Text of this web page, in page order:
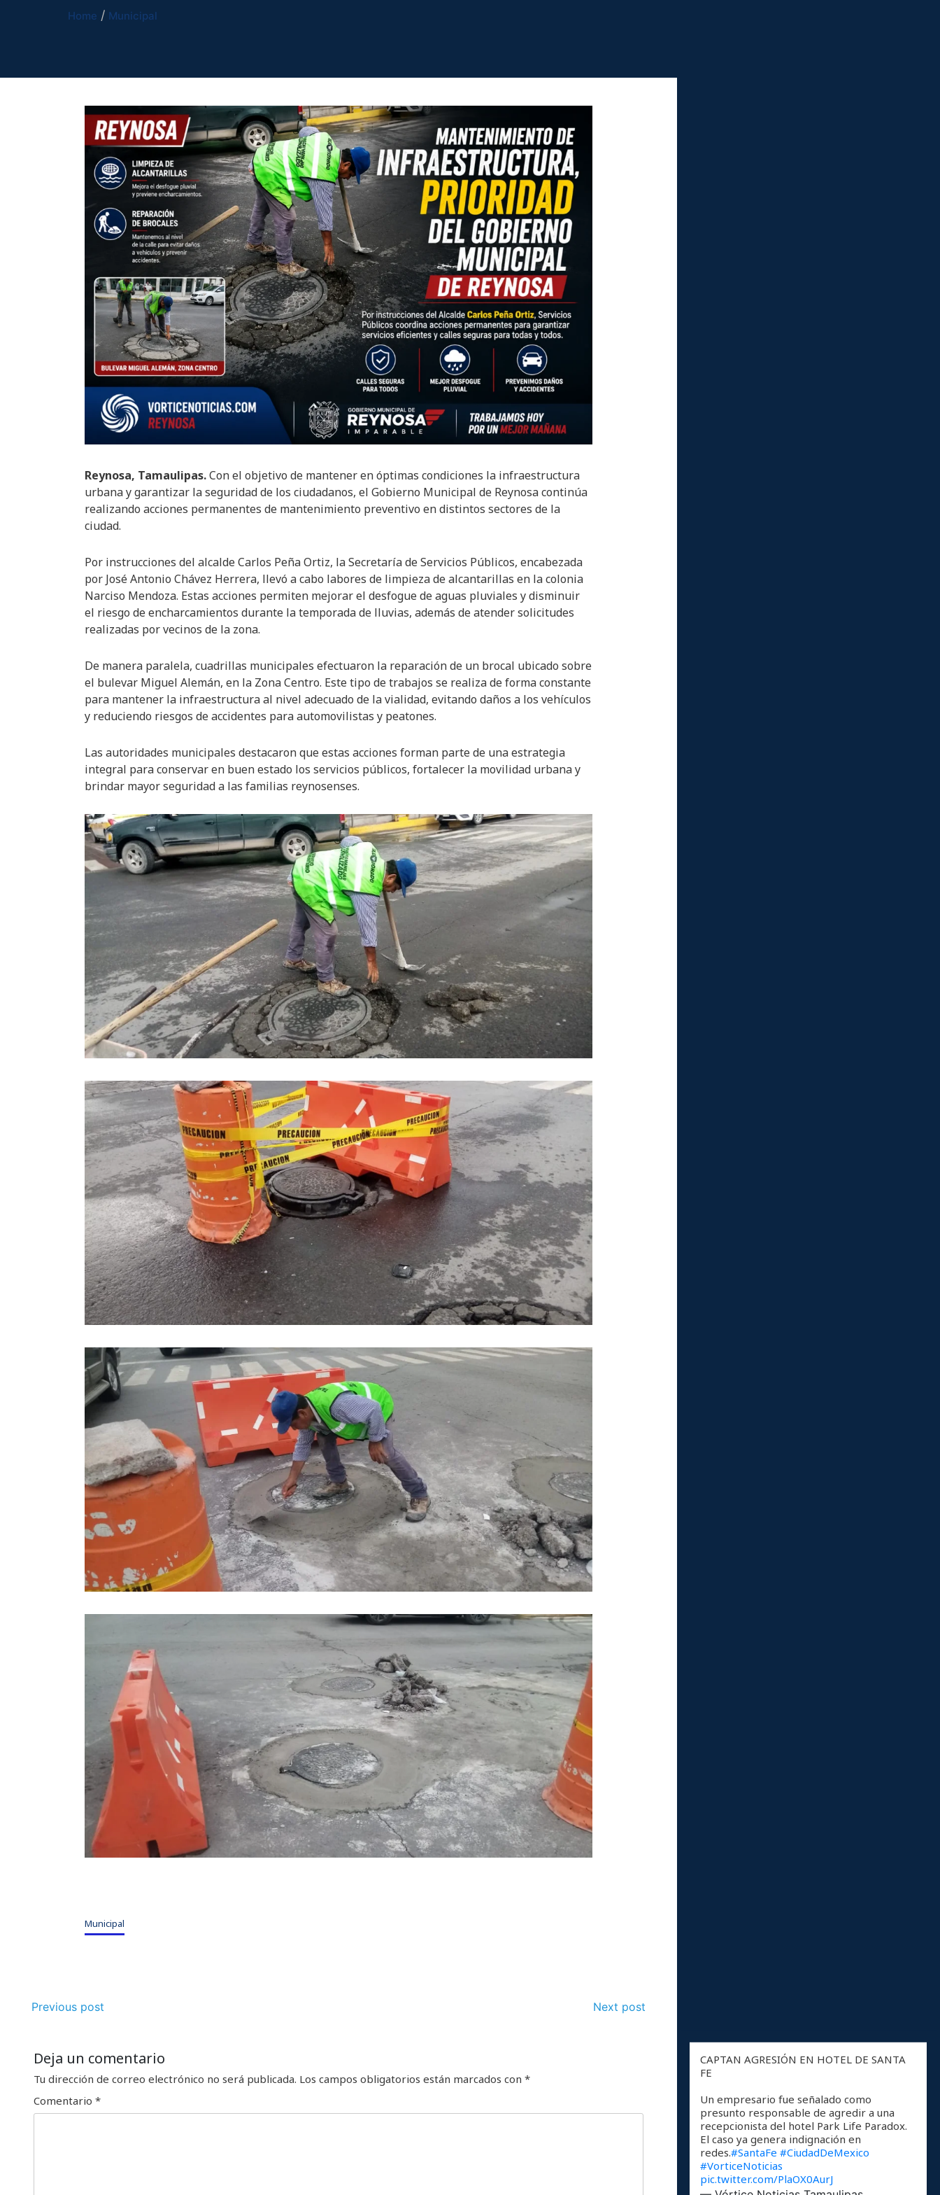
Home Municipal
Reynosa, Tamaulipas.Con el objetivo de mantener en óptimas condiciones la infraestructura
urbana y garantizar la seguridad de los ciudadanos, el Gobierno Municipal de Reynosa continúa
realizando acciones permanentes de mantenimiento preventivo en distintos sectores de la
ciudad.
Por instrucciones del alcalde Carlos Peña Ortiz, la Secretaría de Servicios Públicos, encabezada
por José Antonio Chávez Herrera, llevó a cabo labores de limpieza de alcantarillas en la colonia
Narciso Mendoza. Estas acciones permiten mejorar el desfogue de aguas pluviales y disminuir
el riesgo de encharcamientos durante la temporada de lluvias, además de atender solicitudes
realizadas por vecinos de la zona.
De manera paralela, cuadrillas municipales efectuaron la reparación de un brocal ubicado sobre
el bulevar Miguel Alemán, en la Zona Centro. Este tipo de trabajos se realiza de forma constante
para mantener la infraestructura al nivel adecuado de la vialidad, evitando daños a los vehículos
y reduciendo riesgos de accidentes para automovilistas y peatones.
Las autoridades municipales destacaron que estas acciones forman parte de una estrategia
integral para conservar en buen estado los servicios públicos, fortalecer la movilidad urbana y
brindar mayor seguridad a las familias reynosenses.
Municipal
Previous post Next post
Deja un comentario
Tu dirección de correo electrónico no será publicada. Los campos obligatorios están marcados con *
Comentario *
CAPTAN AGRESIÓN EN HOTEL DE SANTA
FE
Un empresario fue señalado como
presunto responsable de agredir a una
recepcionista del hotel Park Life Paradox.
El caso ya genera indignación en
redes.#SantaFe #CiudadDeMexico
#VorticeNoticias
pic.twitter.com/PlaOX0AurJ